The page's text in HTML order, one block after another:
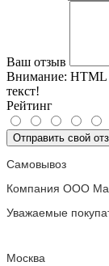
Ваш отзыв
Внимание: HTML
текст!
Рейтинг
Отправить свой
Самовывоз
Компания ООО
Уважаемые
Москва